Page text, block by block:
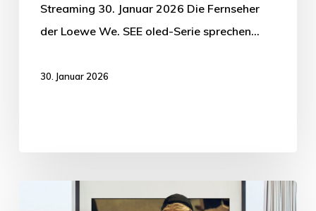
Streaming 30. Januar 2026 Die Fernseher
der Loewe We. SEE oled-Serie sprechen…
30. Januar 2026